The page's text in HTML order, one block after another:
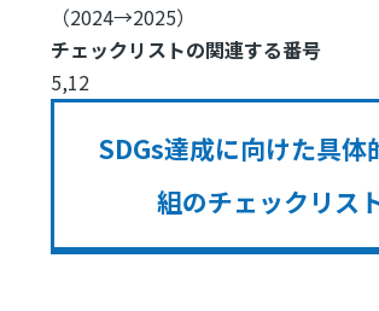
（2024→2025）
チェックリストの関連する番号
5,12
SDGs達成に向けた具体
組のチェックリス